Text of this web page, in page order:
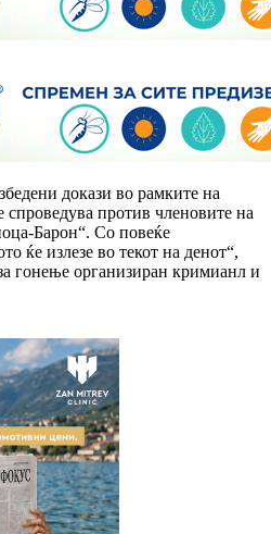
докази во рамките на
спроведува против членовите на
Барон“. Со повеќе
ќе излезе во текот на денот“,
гонење организиран кримианл и